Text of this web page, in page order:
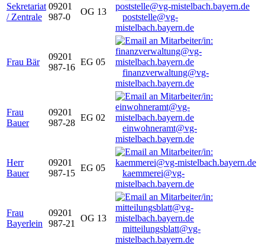
Sekretariat
/ Zentrale
09201
987-0
OG 13
poststelle@vg-
mistelbach.bayern.de
Frau Bär
09201
987-16
EG 05
finanzverwaltung@vg-
mistelbach.bayern.de
Frau
Bauer
09201
987-28
EG 02
einwohneramt@vg-
mistelbach.bayern.de
Herr
Bauer
09201
987-15
EG 05
kaemmerei@vg-
mistelbach.bayern.de
Frau
Bayerlein
09201
987-21
OG 13
mitteilungsblatt@vg-
mistelbach.bayern.de